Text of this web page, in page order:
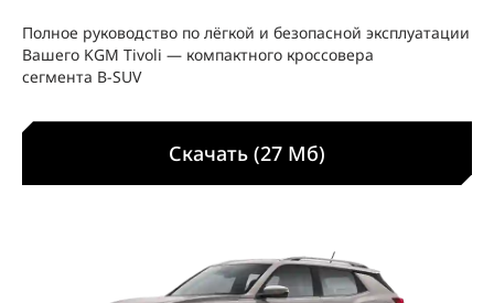
Полное руководство по лёгкой и безопасной эксплуатации
Вашего KGM Tivoli — компактного кроссовера
сегмента B‑SUV
Скачать (27 Мб)